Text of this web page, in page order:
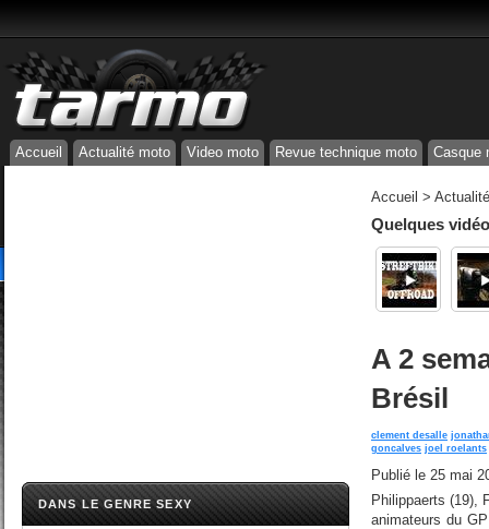
Accueil Actualité moto Video moto Revue technique moto Casque
DANS LE GENRE SEXY
Accueil >
Quelques
A 2
Brésil
clement desalle
goncalves joel roelants
Publié le 25 mai
Philippaerts (19),
animateurs du